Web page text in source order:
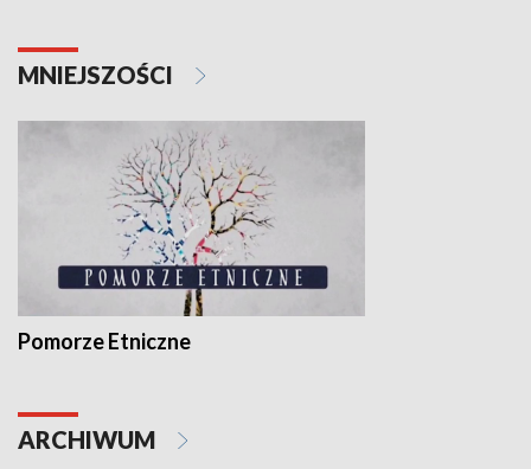
MNIEJSZOŚCI
Pomorze Etniczne
ARCHIWUM